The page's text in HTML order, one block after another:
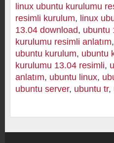
linux ubuntu kurulumu
resimli kurulum, linux
13.04 download, ubuntu
kurulumu resimli anlatım,
ubuntu kurulum, ubuntu
kurulumu 13.04 resimli,
anlatım, ubuntu linux,
ubuntu server, ubuntu tr,